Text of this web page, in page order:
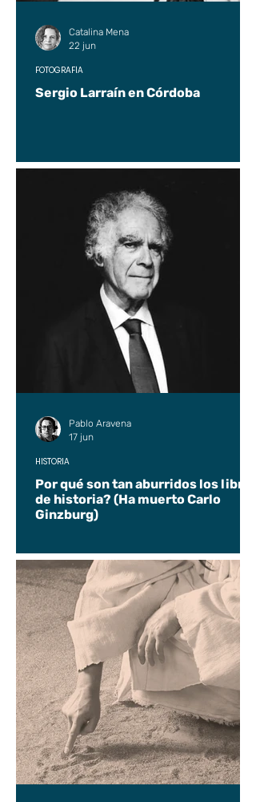
Sergio Larraín en Córdoba
FOTOGRAFÍA
Catalina Mena
22 jun
Por qué son tan aburridos los libros
de historia? (Ha muerto Carlo
Ginzburg)
HISTORIA
Pablo Aravena
17 jun